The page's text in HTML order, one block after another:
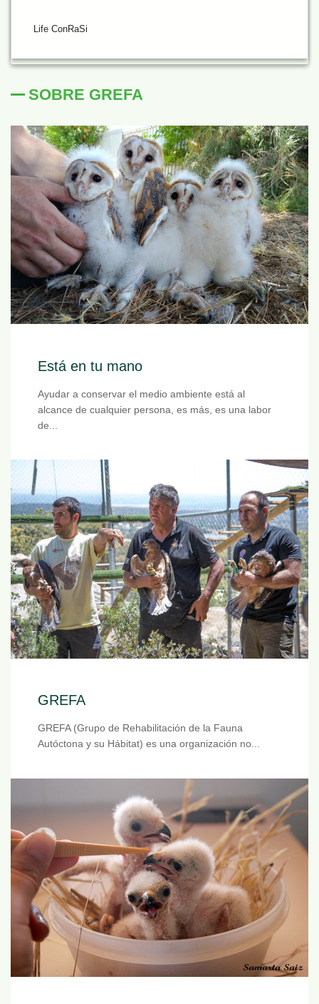
Life ConRaSi
SOBRE GREFA
Está en tu mano
Ayudar a conservar el medio ambiente está al
alcance de cualquier persona, es más, es una labor
de...
GREFA
GREFA (Grupo de Rehabilitación de la Fauna
Autóctona y su Hábitat) es una organización no...